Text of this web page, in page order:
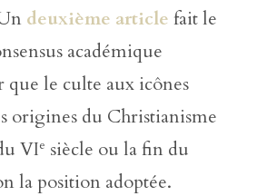
deuxième article fait le
académique
que le culte aux icônes
origines du Christianisme
VIe siècle ou la fin du
la position adoptée.